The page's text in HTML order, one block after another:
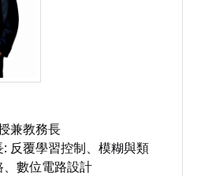
兼教務長
反覆學習控制、模糊與類
、數位電路設計